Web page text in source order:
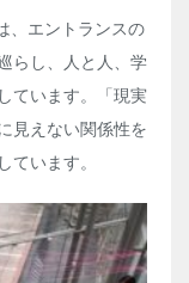
、エントランスの
らし、人と人、学
ています。「現実
見えない関係性を
ています。